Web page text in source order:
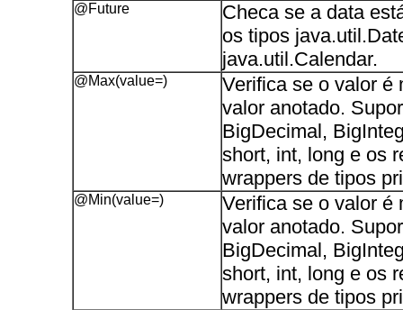
@Future
Checa se a data
os tipos
java.util.Calendar.
@Max(value=)
Verifica se o valor é
valor anotado.
BigDecimal,
short, int, long e os
wrappers de tipos
@Min(value=)
Verifica se o valor é
valor anotado.
BigDecimal,
short, int, long e os
wrappers de tipos